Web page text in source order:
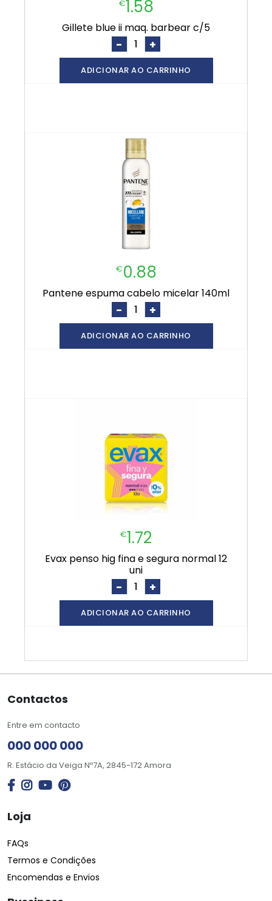
€1.58
gillete blue ii maq. barbear c/5
- +
ADICIONAR AO CARRINHO
€0.88
pantene espuma cabelo micelar 140ml
- +
ADICIONAR AO CARRINHO
€1.72
evax penso hig fina e segura normal 12
uni
- +
ADICIONAR AO CARRINHO
Contactos
Entre em contacto
000 000 000
R. Estácio da Veiga Nº7A, 2845-172 Amora
Loja
FAQs
Termos e Condições
Encomendas e Envios